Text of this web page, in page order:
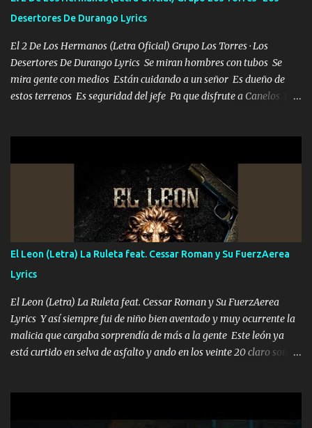
Desertores De Durango Lyrics
El 2 De Los Hermanos (Letra Oficial) Grupo Los Torres · Los
Desertores De Durango Lyrics Se miran hombres con tubos Se
mira gente con medios Están cuidando a un señor Es dueño de
estos terrenos Es seguridad del jefe Pa que disfrute a Canelos Es
ni tampoco las mujeres porque es platica de grandes por eso hay
que estar alegres doy las instrucciones para atender los deberes
Música Si es que salta algún problema de confianza tengo gente
ahí está el Hombre Cuarenta y también Pariente 7 arreglan
cualquier problema no más es cuestión que ordené NOS HACE
FALTA UN HERMANO DE CLAVE ERA EL 24 SIEMPRE FUE UN
HOMBRE VALIENTE POR ALGO M'URIÓ PELEAND0 SIEMPRE
VIO POR LA FAMILIA PARA QUE SIGA EL LEGADO Es el DOS de
los HERMANOS un cerebro inteligente y com...
El Leon (Letra) La Ruleta feat. Cessar Roman y Su FuerzAerea
Lyrics
El Leon (Letra) La Ruleta feat. Cessar Roman y Su FuerzAerea
Lyrics Y así siempre fui de niño bien aventado y muy ocurrente la
malicia que cargaba sorprendía de más a la gente Este león ya
está curtido en selva de asfalto y ando en los veinte 20 claro son
pa más pues hay charola les voy a dar hasta topar pues no hay de